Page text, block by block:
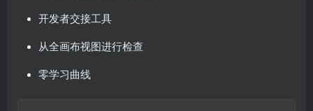
开发者交接工具
从全画布视图进行检查
零学习曲线